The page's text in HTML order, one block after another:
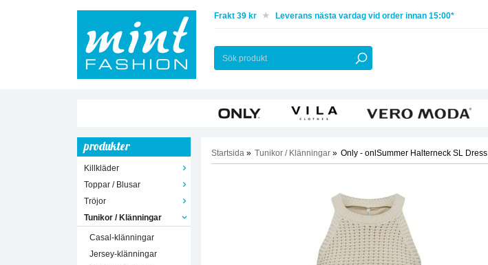
Frakt 39 kr Leverans nästa vardag vid order innan 15:00*
produkter
Killkläder
Toppar / Blusar
Tröjor
Tunikor / Klänningar
Casal-klänningar
Jersey-klänningar
Startsida » Tunikor / Klänningar » Only - onlSummer Halterneck SL Dress